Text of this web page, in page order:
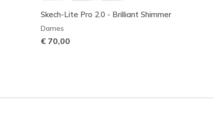
Skech-Lite Pro 2.0 - Brilliant Shimmer
Dames
€ 70,00